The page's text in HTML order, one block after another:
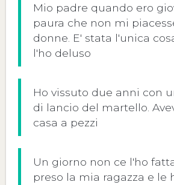
Mio padre quando ero
paura che non mi
donne. E' stata l'unica
l'ho deluso
Ho vissuto due anni con
di lancio del martello.
casa a pezzi
Un giorno non ce l'ho
preso la mia ragazza e le